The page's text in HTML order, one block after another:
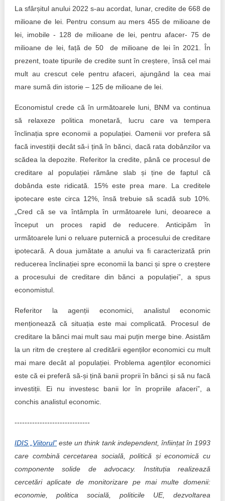
La sfârșitul anului 2022 s-au acordat, lunar, credite de 668 de
milioane de lei. Pentru consum au mers 455 de milioane de
lei, imobile - 128 de milioane de lei, pentru afacer- 75 de
milioane de lei, față de 50 de milioane de lei în 2021. În
prezent, toate tipurile de credite sunt în creștere, însă cel mai
mult au crescut cele pentru afaceri, ajungând la cea mai
mare sumă din istorie – 125 de milioane de lei.
Economistul crede că în următoarele luni, BNM va continua
să relaxeze politica monetară, lucru care va tempera
înclinația spre economii a populației. Oamenii vor prefera să
facă investiții decât să-i țină în bănci, dacă rata dobânzilor va
scădea la depozite. Referitor la credite, până ce procesul de
creditare al populației rămâne slab și ține de faptul că
dobânda este ridicată. 15% este prea mare. La creditele
ipotecare este circa 12%, însă trebuie să scadă sub 10%.
„Cred că se va întâmpla în următoarele luni, deoarece a
început un proces rapid de reducere. Anticipăm în
următoarele luni o reluare puternică a procesului de creditare
ipotecară. A doua jumătate a anului va fi caracterizată prin
reducerea înclinației spre economii la banci și spre o creștere
a procesului de creditare din bănci a populației”, a spus
economistul.
Referitor la agenții economici, analistul economic
menționează că situația este mai complicată. Procesul de
creditare la bănci mai mult sau mai puțin merge bine. Asistăm
la un ritm de creștere al creditării egenților economici cu mult
mai mare decât al populației. Problema agenților economici
este că ei preferă să-și țină banii proprii în bănci și să nu facă
investiții. Ei nu investesc banii lor în propriile afaceri”, a
conchis analistul economic.
------------------------------
IDIS „Viitorul” este un think tank independent, înființat în 1993
care combină cercetarea socială, politică și economică cu
componente solide de advocacy. Instituția realizează
cercetări aplicate de monitorizare pe mai multe domenii:
economie, politica socială, politicile UE, dezvoltarea